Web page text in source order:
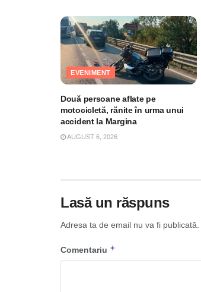
EVENIMENT
Două persoane aflate pe
motocicletă, rănite în urma unui
accident la Margina
AUGUST 6, 2026
Lasă un răspuns
Adresa ta de email nu va fi publicată.
Comentariu *